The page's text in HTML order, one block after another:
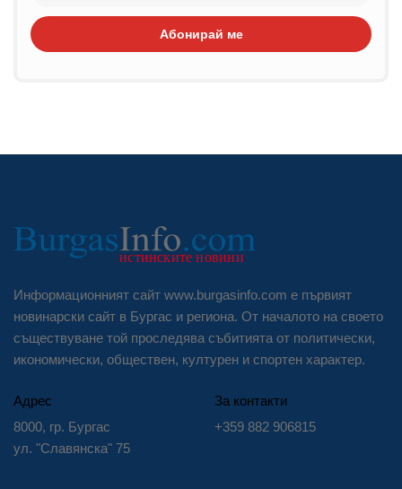
Абонирай ме
Информационният сайт www.burgasinfo.com е първият
новинарски сайт в Бургас и региона. От началото на своето
съществуване той проследява събитията от политически,
икономически, обществен, културен и спортен характер.
Адрес
8000, гр. Бургас
ул. "Славянска" 75
За контакти
+359 882 906815